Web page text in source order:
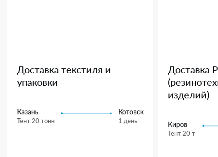
Доставка текстиля и
упаковки
Казань
Тент 20 тонн
Котовск
1 день
Доставка
изделий)
Киров
Тент 20 т